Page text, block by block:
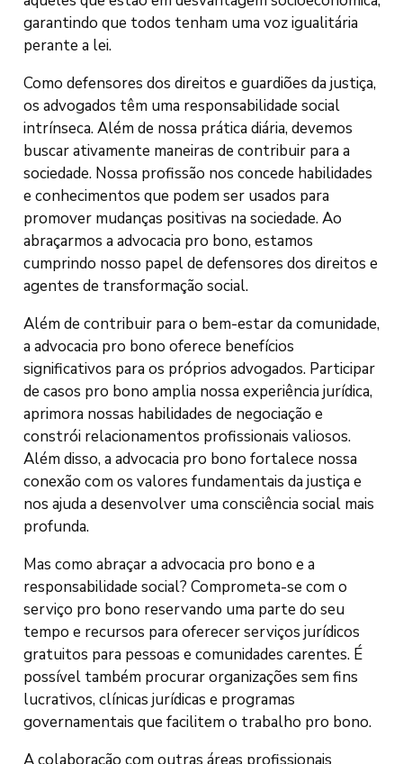
garantindo que todos tenham uma voz igualitária
perante a lei.
Como defensores dos direitos e guardiões da justiça,
os advogados têm uma responsabilidade social
intrínseca. Além de nossa prática diária, devemos
buscar ativamente maneiras de contribuir para a
sociedade. Nossa profissão nos concede habilidades
e conhecimentos que podem ser usados para
promover mudanças positivas na sociedade. Ao
abraçarmos a advocacia pro bono, estamos
cumprindo nosso papel de defensores dos direitos e
agentes de transformação social.
Além de contribuir para o bem-estar da comunidade,
a advocacia pro bono oferece benefícios
significativos para os próprios advogados. Participar
de casos pro bono amplia nossa experiência jurídica,
aprimora nossas habilidades de negociação e
constrói relacionamentos profissionais valiosos.
Além disso, a advocacia pro bono fortalece nossa
conexão com os valores fundamentais da justiça e
nos ajuda a desenvolver uma consciência social mais
profunda.
Mas como abraçar a advocacia pro bono e a
responsabilidade social? Comprometa-se com o
serviço pro bono reservando uma parte do seu
tempo e recursos para oferecer serviços jurídicos
gratuitos para pessoas e comunidades carentes. É
possível também procurar organizações sem fins
lucrativos, clínicas jurídicas e programas
governamentais que facilitem o trabalho pro bono.